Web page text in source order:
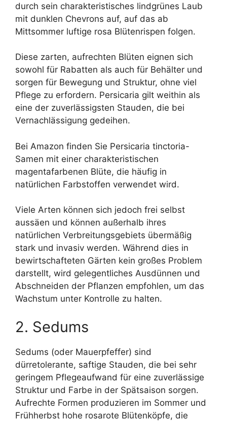
durch sein charakteristisches lindgrünes Laub
mit dunklen Chevrons auf, auf das ab
Mittsommer luftige rosa Blütenrispen folgen.
Diese zarten, aufrechten Blüten eignen sich
sowohl für Rabatten als auch für Behälter und
sorgen für Bewegung und Struktur, ohne viel
Pflege zu erfordern. Persicaria gilt weithin als
eine der zuverlässigsten Stauden, die bei
Vernachlässigung gedeihen.
Bei Amazon finden Sie Persicaria tinctoria-
Samen mit einer charakteristischen
magentafarbenen Blüte, die häufig in
natürlichen Farbstoffen verwendet wird.
Viele Arten können sich jedoch frei selbst
aussäen und können außerhalb ihres
natürlichen Verbreitungsgebiets übermäßig
stark und invasiv werden. Während dies in
bewirtschafteten Gärten kein großes Problem
darstellt, wird gelegentliches Ausdünnen und
Abschneiden der Pflanzen empfohlen, um das
Wachstum unter Kontrolle zu halten.
2. Sedums
Sedums (oder Mauerpfeffer) sind
dürretolerante, saftige Stauden, die bei sehr
geringem Pflegeaufwand für eine zuverlässige
Struktur und Farbe in der Spätsaison sorgen.
Aufrechte Formen produzieren im Sommer und
Frühherbst hohe rosarote Blütenköpfe, die